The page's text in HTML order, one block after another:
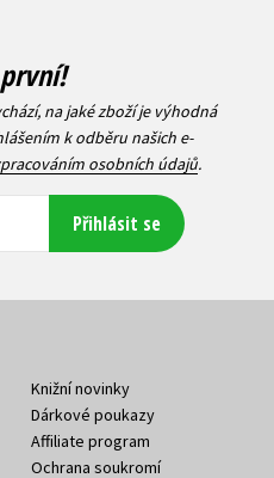
na jaké zboží je výhodná
k odběru našich e-
osobních údajů.
Přihlásit se
Knižní novinky
Dárkové poukazy
Affiliate program
Ochrana soukromí